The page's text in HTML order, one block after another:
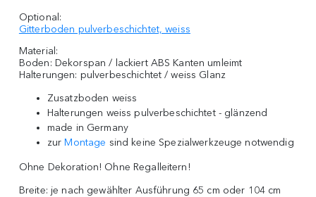
Optional:
Gitterboden pulverbeschichtet, weiss
Material:
Boden: Dekorspan / lackiert ABS Kanten umleimt
Halterungen: pulverbeschichtet / weiss Glanz
Zusatzboden weiss
Halterungen weiss pulverbeschichtet - glänzend
made in Germany
zurMontage sind keine Spezialwerkzeuge notwendig
Ohne Dekoration! Ohne Regalleitern!
Breite: je nach gewählter Ausführung 65 cm oder 104 cm